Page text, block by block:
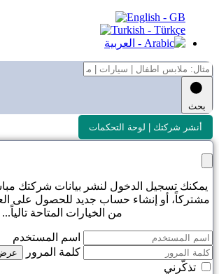
بحث
أنشر شركتك | لوحة التحكمات
يمكنك تسجيل الدخول لنشر بيانات شركتك
مشتركاً، أو إنشاء حساب جديد للحصول على
من الخيارات المتاحة تالياً...
اسم المستخدم
كلمة المرور
عرض
تذكّرني